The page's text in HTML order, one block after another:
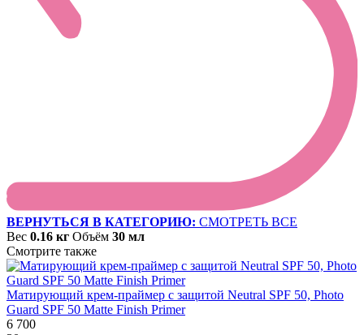
ВЕРНУТЬСЯ В КАТЕГОРИЮ: СМОТРЕТЬ ВСЕ
Вес 0.16 кг Объём 30 мл
Смотрите также
Матирующий крем-праймер с защитой Neutral SPF 50, Photo
Guard SPF 50 Matte Finish Primer
6 700